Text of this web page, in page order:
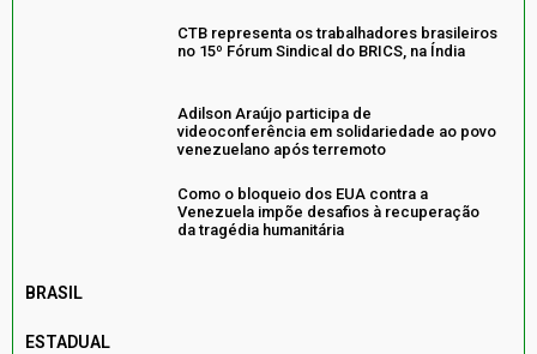
CTB representa os trabalhadores brasileiros
no 15º Fórum Sindical do BRICS, na Índia
Adilson Araújo participa de
videoconferência em solidariedade ao povo
venezuelano após terremoto
Como o bloqueio dos EUA contra a
Venezuela impõe desafios à recuperação
da tragédia humanitária
BRASIL
ESTADUAL